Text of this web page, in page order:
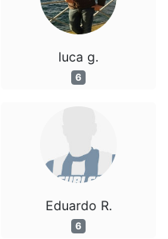
luca g.
6
Eduardo R.
6